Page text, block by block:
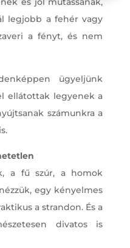
legjobb a fehér vagy
a fényt, és nem
ügyeljünk
ellátottak legyenek a
számunkra a
a fű szúr, a homok
egy kényelmes
a strandon. És a
divatos is